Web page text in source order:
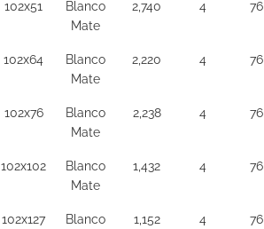
102x51
Blanco
Mate
2,740 4 76
102x64
Blanco
Mate
2,220 4 76
102x76
Blanco
Mate
2,238 4 76
102x102
Blanco
Mate
1,432 4 76
102x127
Blanco
1,152 4 76